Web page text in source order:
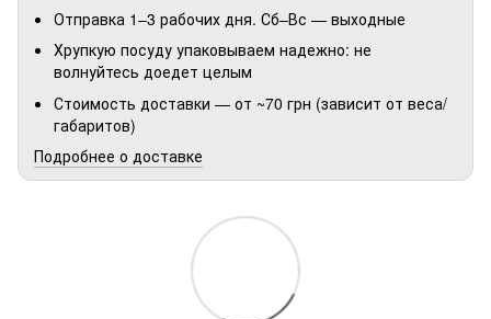
Отправка 1–3 рабочих дня. Сб–Вс — выходные
Хрупкую посуду упаковываем надежно: не
волнуйтесь доедет целым
Стоимость доставки — от ~70 грн (зависит от веса/
габаритов)
Подробнее о доставке